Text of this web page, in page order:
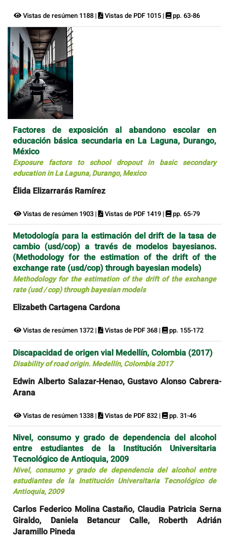
Vistas de resúmen 1188 | Vistas de PDF 1015 | pp. 63-86
Factores de exposición al abandono escolar en
educación básica secundaria en La Laguna, Durango,
México
Exposure factors to school dropout in basic secondary
education in La Laguna, Durango, Mexico
Élida Elizarrarás Ramírez
Vistas de resúmen 1903 | Vistas de PDF 1419 | pp. 65-79
Metodología para la estimación del drift de la tasa de
cambio (usd/cop) a través de modelos bayesianos.
(Methodology for the estimation of the drift of the
exchange rate (usd/cop) through bayesian models)
Methodology for the estimation of the drift of the exchange
rate (usd / cop) through bayesian models
Elizabeth Cartagena Cardona
Vistas de resúmen 1372 | Vistas de PDF 368 | pp. 155-172
Discapacidad de origen vial Medellín, Colombia (2017)
Disability of road origin. Medellín, Colombia 2017
Edwin Alberto Salazar-Henao, Gustavo Alonso Cabrera-
Arana
Vistas de resúmen 1338 | Vistas de PDF 832 | pp. 31-46
Nivel, consumo y grado de dependencia del alcohol
entre estudiantes de la Institución Universitaria
Tecnológico de Antioquia, 2009
Nivel, consumo y grado de dependencia del alcohol entre
estudiantes de la Institución Universitaria Tecnológico de
Antioquia, 2009
Carlos Federico Molina Castaño, Claudia Patricia Serna
Giraldo, Daniela Betancur Calle, Roberth Adrián
Jaramillo Pineda